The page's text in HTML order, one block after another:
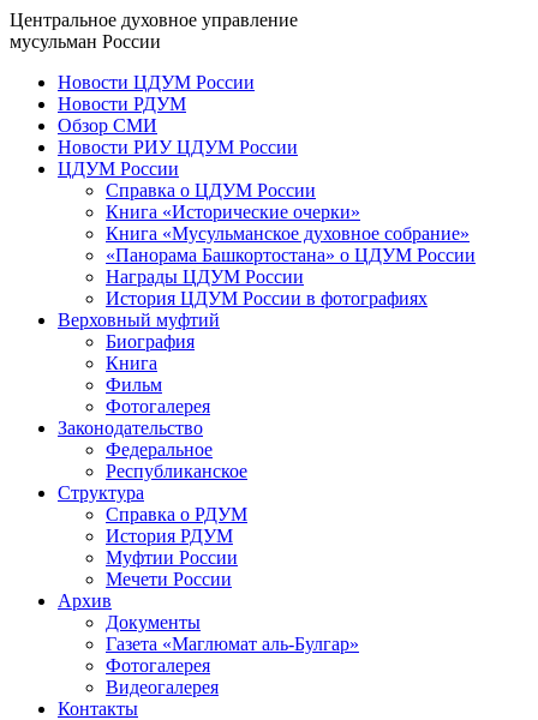
Центральное духовное управление
мусульман России
Новости ЦДУМ России
Новости РДУМ
Обзор СМИ
Новости РИУ ЦДУМ России
ЦДУМ России
Справка о ЦДУМ России
Книга «Исторические очерки»
Книга «Мусульманское духовное собрание»
«Панорама Башкортостана» о ЦДУМ России
Награды ЦДУМ России
История ЦДУМ России в фотографиях
Верховный муфтий
Биография
Книга
Фильм
Фотогалерея
Законодательство
Федеральное
Республиканское
Структура
Справка о РДУМ
История РДУМ
Муфтии России
Мечети России
Архив
Документы
Газета «Маглюмат аль-Булгар»
Фотогалерея
Видеогалерея
Контакты